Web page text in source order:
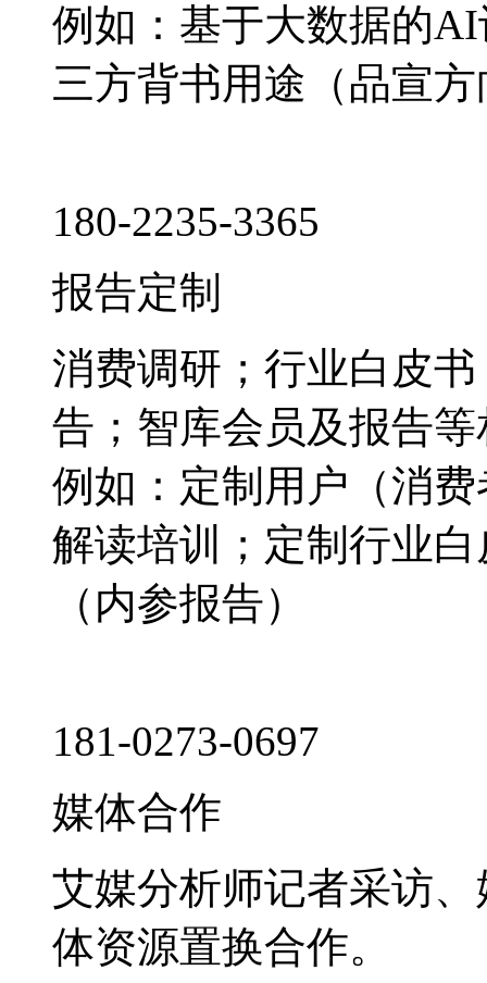
例如：基于大数据的
三方背书用途（品宣
180-2235-3365
报告定制
消费调研；行业白皮
告；智库会员及报告
例如：定制用户（消
解读培训；定制行业
（内参报告）
181-0273-0697
媒体合作
艾媒分析师记者采访
体资源置换合作。